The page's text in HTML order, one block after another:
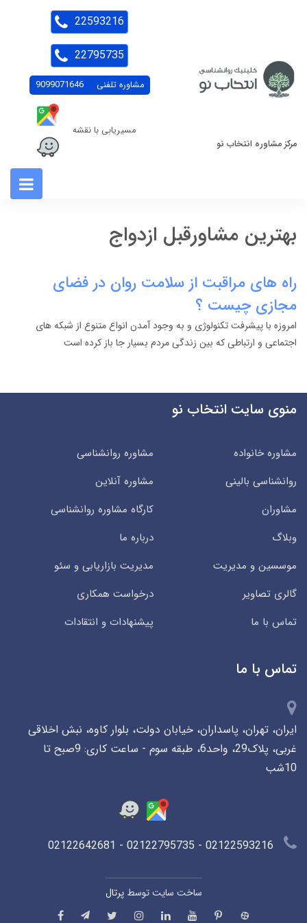
مرکز مشاوره انتخاب نو
مشاوره تلفنی 9099071646
مسیریابی با نقشه
22593216
22795735
بهترین مشاورقبل ازدواج
راه های مراقبت از سلامت روان در فضای
مجازی چیست ؟
امروزه با پیشرفت تکنولوژی و به وجود آمدن انواع متنوع از شبکه های
اجتماعی و ارتباطی که بین زندگی مردم بسیار جا باز کرده است
منوی سایت انتخاب نو
مشاوره خانواده
مشاوره روانشناسی
روانشناسی بالینی
مشاوره آنلاین
مشاوران
کارگاه مشاوره روانشناسی
وبلاگ
درباره ما
موسسین و مدیریت
مدیریت بازاریابی و سئو
گالری تصاویر
درخواست همکاری
تماس با ما
پیشنهادات و انتقادات
تماس با ما
ایران، تهران، پاسداران، خیابان دولت، بلوار کاوه، نبش اخلاقی
غربی، پلاک29، واحد6، طبقه سوم - ساعت کاری: 9صبح تا
10شب
ساخت سایت توسطپرتال